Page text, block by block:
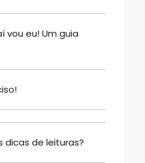
vou eu! Um guia
dicas de leituras?